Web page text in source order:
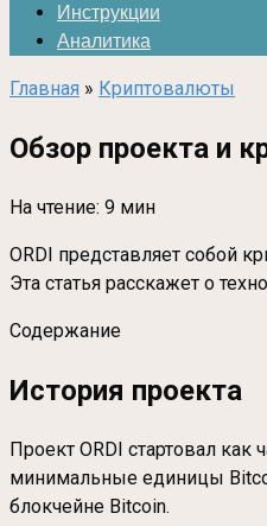
Инструкции
Аналитика
Главная » Криптовалюты
Обзор проекта и
На чтение: 9 мин
ORDI представляет собой
Эта статья расскажет о
Содержание
История проекта
Проект ORDI стартовал как
минимальные единицы
блокчейне Bitcoin.